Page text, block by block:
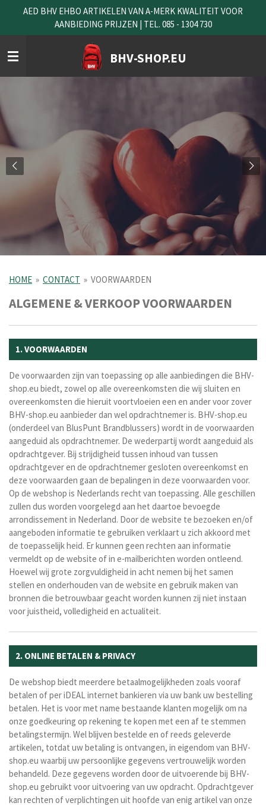
naar
de
hoofdinhoud
BHV-SHOP.EU
AED BHV EHBO ARTIKELEN VAN A-MERK KWALITEIT VOOR
AANBIEDING PRIJZEN | TEL. 085 - 1304 730
HOME » CONTACT » VOORWAARDEN
ALGEMENE & VERKOOP VOORWAARDEN
1. VOORWAARDEN
De voorwaarden zijn van toepassing op alle aanbiedingen die BHV-
shop.eu biedt, zowel op alle overeenkomsten die wij sluiten en
overeenkomsten die hieruit voortvloeien een en ander voor zover
BHV-shop.eu aanbieder dan wel opdrachtnemer is. BHV-shop.eu
(onderdeel van BlusPunt Brandblussers) wordt in de voorwaarden
aangeduid als opdrachtnemer. De wederpartij wordt aangeduid als
opdrachtgever. Bij strijdigheid tussen inhoud van tussen
opdrachtgever en de opdrachtnemer gesloten overeenkomst en
deze voorwaarden gaan de bepalingen in deze voorwaarden voor.
Op de webshop is Nederlands recht van toepassing. Alle geschillen
zullen dus worden voorgelegd aan het daartoe bevoegde
arrondissement in Nederland. Door de website te bezoeken en/of
aangeboden informatie te gebruiken verklaart u zich akkoord met
de toepasselijk heid. Er kunnen geen rechten aan informatie
vermeldt op de website of in e-mailberichten worden ontleend.
Hoewel wij grote zorgvuldigheid in acht nemen bij het samen
stellen en onderhouden van de website en gebruik maken van
bronnen die betrouwbaar geacht worden kunnen zij niet instaan
voor juistheid, volledigheid en actualiteit.
2. ONLINE BETALEN & PRIVACY
De webshop biedt meerdere betaalmogelijkheden zoals vooraf
betalen of per iDEAL internet bankieren via uw bank uw bestelling
betalen. Het is voor met name bestaande klanten mogelijk om na
onze goedkeuring op rekening te kopen met een af te stemmen
betalingstermijn. Wel blijven bestelde en of reeds geleverde
artikelen, totdat uw betaling is ontvangen, in eigendom van BHV-
shop.eu waarbij uw persoonlijke gegevens vertrouwelijk worden
behandeld. Deze gegevens worden door de uitvoerende bij BHV-
shop.eu gebruikt voor uitvoering van uw opdracht. Opdrachtgever
kan rechten of verplichtingen uit hoofde van enig artikel van onze